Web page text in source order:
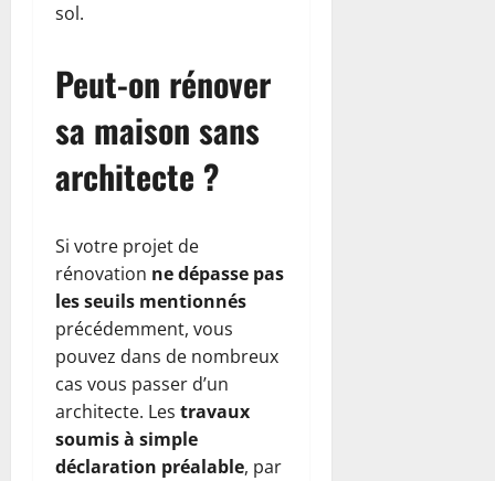
sol.
Peut-on rénover
sa maison sans
architecte ?
Si votre projet de
rénovation ne dépasse pas
les seuils mentionnés
précédemment, vous
pouvez dans de nombreux
cas vous passer d’un
architecte. Les travaux
soumis à simple
déclaration préalable, par